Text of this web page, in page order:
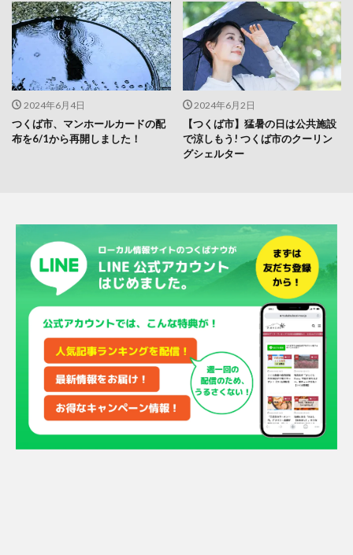
2024年6月4日
つくば市、マンホールカードの配
布を6/1から再開しました！
2024年6月2日
【つくば市】猛暑の日は公共施設
で涼しもう! つくば市のクーリン
グシェルター